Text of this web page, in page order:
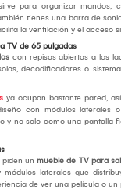
para organizar mandos,
tienes una barra de
la ventilación y el acceso
TV de 65 pulgadas
con repisas abiertas a los
decodificadores o
ya ocupan bastante pared,
con módulos laterales
y no solo como una pantalla
piden un mueble de TV para
laterales que
de ver una película o